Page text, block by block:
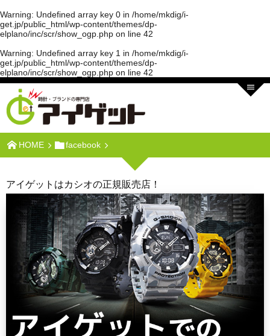
Warning: Undefined array key 0 in /home/mkdig/i-
get.jp/public_html/wp-content/themes/dp-
elplano/inc/scr/show_ogp.php on line 42
Warning: Undefined array key 1 in /home/mkdig/i-
get.jp/public_html/wp-content/themes/dp-
elplano/inc/scr/show_ogp.php on line 42
HOME facebook
アイゲットはカシオの正規販売店！